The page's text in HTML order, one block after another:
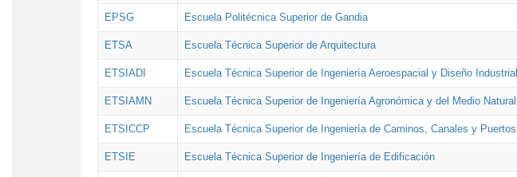
EPSG Escuela Politécnica Superior de Gandia
ETSA Escuela Técnica Superior de Arquitectura
ETSIADI Escuela Técnica Superior de Ingeniería Aeroespacial y Diseño Industrial
ETSIAMN Escuela Técnica Superior de Ingeniería Agronómica y del Medio Natural
ETSICCP Escuela Técnica Superior de Ingeniería de Caminos, Canales y Puertos
ETSIE Escuela Técnica Superior de Ingeniería de Edificación